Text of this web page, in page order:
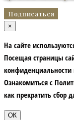
×
На сайте
Посещая страницы
Ознакомиться с
как прекратить сбор
ОК